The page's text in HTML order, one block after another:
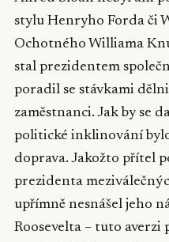
stylu Henryho Forda či
Ochotného Williama
stal prezidentem
poradil se stávkami
zaměstnanci. Jak by se
politické inklinování
doprava. Jakožto přítel
prezidenta
upřímně nesnášel jeho
Roosevelta – tuto averzi